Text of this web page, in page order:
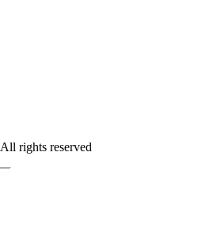
All rights reserved